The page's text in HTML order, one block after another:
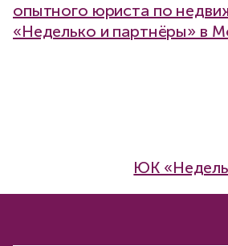
опытного юриста по
«Неделько и партнёры» в
ЮК